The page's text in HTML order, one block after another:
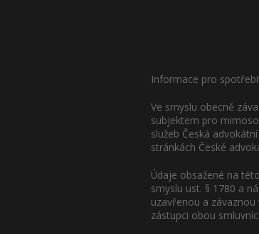
Informace pro
Ve smyslu obecně
subjektem pro
služeb Česká
stránkách České
Údaje obsažené na
smyslu ust. § 1780 a
uzavřenou a
zástupci obou